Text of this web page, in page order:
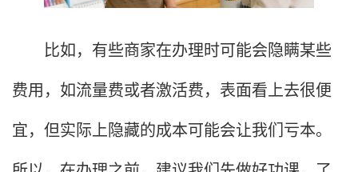
比如，有些商家在办理时可能会隐瞒某些
费用，如流量费或者激活费，表面看上去很便
宜，但实际上隐藏的成本可能会让我们亏本。